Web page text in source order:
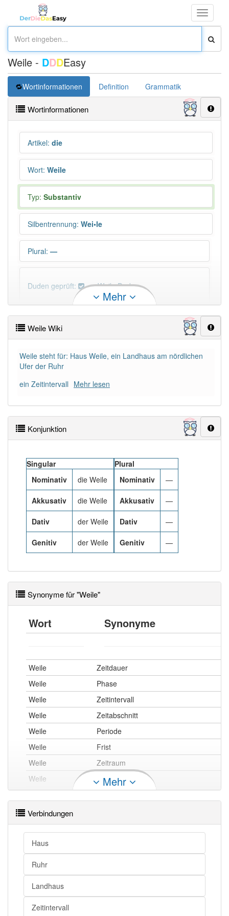
Toggle
Weile - DDDEasy
Wortinformationen Definition Grammatik
Wortinformationen
Artikel: die
Wort: Weile
Typ: Substantiv
Silbentrennung: Wei•le
Plural: —
Duden geprüft: Weile Duden
PowerIndex:46
Häufigkeit: 6 von 10
aber mit einem anderen
Artikeldie: 0
85% unserer Spielapp-Nutzer haben den Artikel
korrekt erraten.
Mehr
Weile Wiki
Weile steht für: Haus Weile, ein Landhaus am nördlichen
Ufer der Ruhr
ein Zeitintervall Mehr lesen
Konjunktion
Singular
Nominativ
die Weile
Akkusativ die Weile
Dativ der Weile
Genitiv der Weile
Plural
Nominativ
—
Akkusativ —
Dativ —
Genitiv —
Synonyme für "Weile"
Wort Synonyme
Weile
Zeitdauer
Weile
Phase
Weile
Zeitintervall
Weile
Zeitabschnitt
Weile
Periode
Weile
Frist
Weile
Zeitraum
Weile
Zeit
Weile
Weile
Dauer
Weile
Weile
Spanne
Weile
Weile
Mehr
Verbindungen
Haus
Ruhr
Landhaus
Zeitintervall